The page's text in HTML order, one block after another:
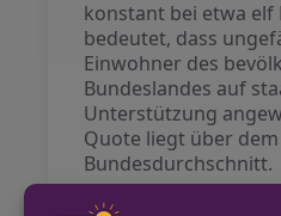
konstant bei etwa elf
bedeutet, dass
Einwohner des
Bundeslandes auf
Unterstützung
Quote liegt über dem
Bundesdurchschnitt.